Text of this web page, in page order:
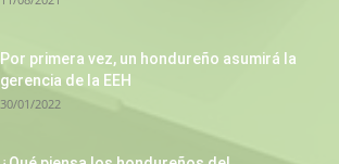
Por primera vez, un hondureño asumirá la
gerencia de la EEH
30/01/2022